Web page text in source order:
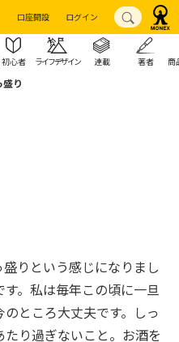
口座開設 ログイン
初心者 ライフデザイン 連載 著者 商
り
りという感じになりまし
。私は毎年この頃に一旦
ところ大丈夫です。しっ
り過ぎないこと。お酒を